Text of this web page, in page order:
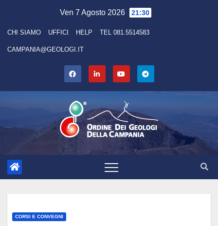
content
Ven 7 Agosto 2026 21:30
CHI SIAMO UFFICI HELP TEL 081.5514583
CAMPANIA@GEOLOGI.IT
CORSI E CONVEGNI